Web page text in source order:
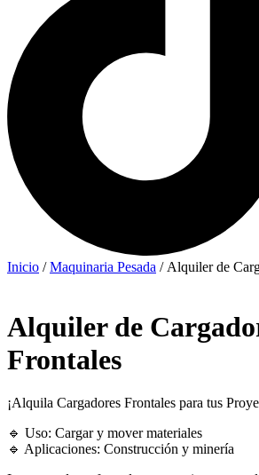
Inicio /Maquinaria Pesada / Alquiler de
Alquiler de
Frontales
¡Alquila Cargadores Frontales para tus
🔹 Uso: Cargar y mover materiales
🔹 Aplicaciones: Construcción y minería